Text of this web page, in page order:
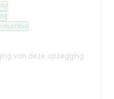
number
van deze opzegging